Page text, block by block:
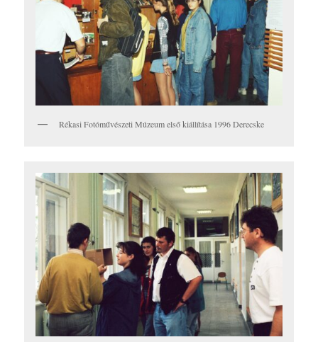
Rékasi Fotóművészeti Múzeum első kiállítása 1996 Derecske